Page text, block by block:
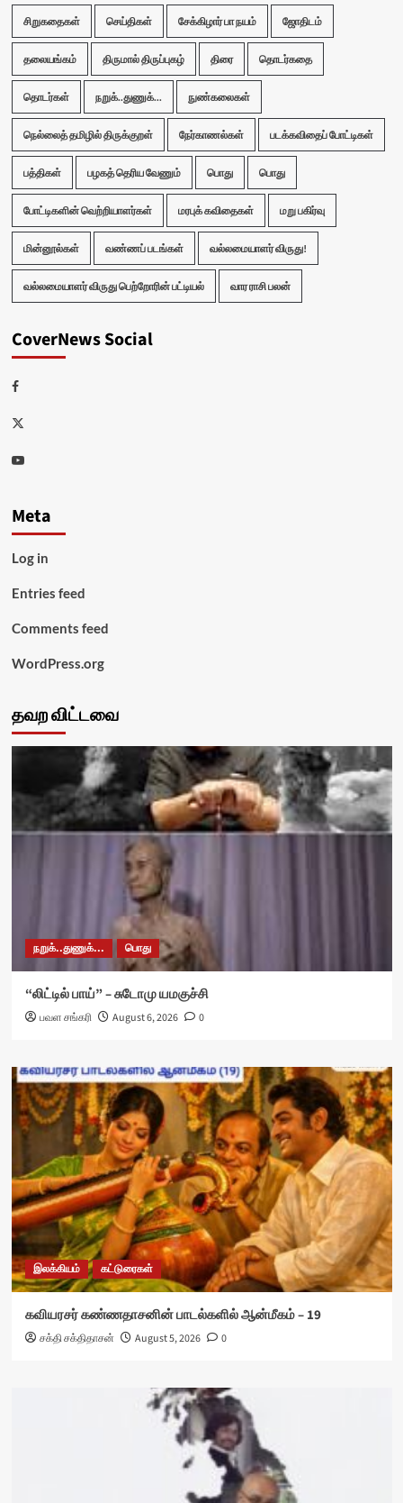
சிறுகதைகள் செய்திகள் சேக்கிழார் பா நயம் ஜோதிடம்
தலையங்கம் திருமால் திருப்புகழ் திரை தொடர்கதை
தொடர்கள் நறுக்..துணுக்... நுண்கலைகள்
நெல்லைத் தமிழில் திருக்குறள் நேர்காணல்கள் படக்கவிதைப் போட்டிகள்
பத்திகள் பழகத் தெரிய வேணும் பொது பொது
போட்டிகளின் வெற்றியாளர்கள் மரபுக் கவிதைகள் மறு பகிர்வு
மின்னூல்கள் வண்ணப் படங்கள் வல்லமையாளர் விருது!
வல்லமையாளர் விருது பெற்றோரின் பட்டியல் வார ராசி பலன்
CoverNews Social
Facebook
Twitter
Youtube
Meta
Log in
Entries feed
Comments feed
WordPress.org
தவற விட்டவை
நறுக்..துணுக்... பொது
“லிட்டில் பாய்” – சுடோமு யமகுச்சி
பவள சங்கரி August 6, 2026 0
இலக்கியம் கட்டுரைகள்
கவியரசர் கண்ணதாசனின் பாடல்களில் ஆன்மீகம் – 19
சக்தி சக்திதாசன் August 5, 2026 0